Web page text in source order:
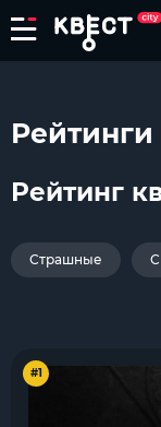
Рейтинги
Рейтинг
Страшные С
#1